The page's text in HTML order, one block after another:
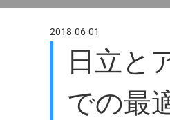
2018-06-01
日立と
での最